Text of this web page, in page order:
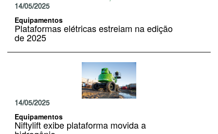
14/05/2025
Equipamentos
Plataformas elétricas estreiam na edição
de 2025
14/05/2025
Equipamentos
Niftylift exibe plataforma movida a